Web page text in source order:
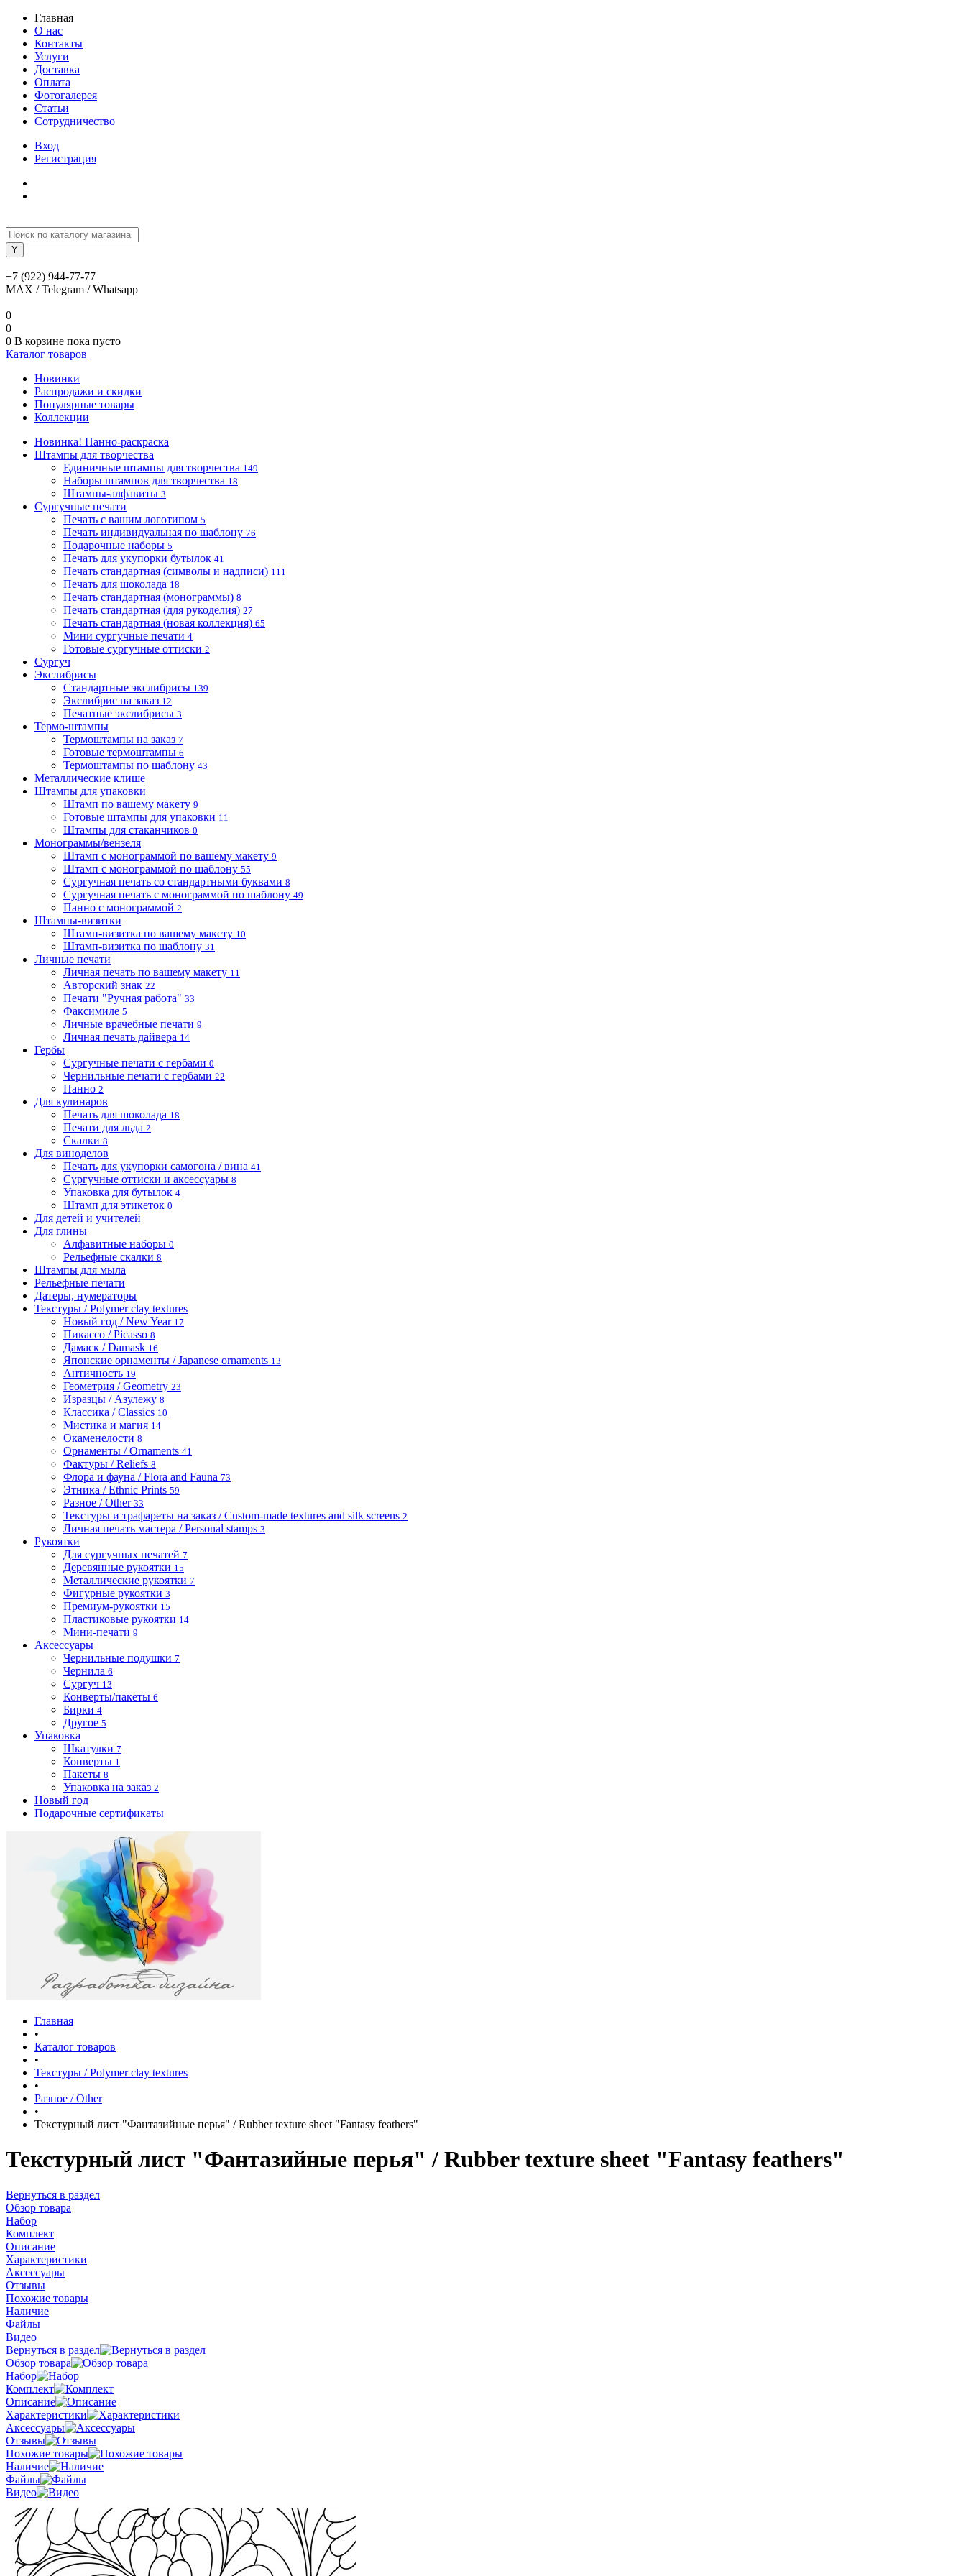
Главная
О нас
Контакты
Услуги
Доставка
Оплата
Фотогалерея
Статьи
Сотрудничество
Вход
Регистрация
+7 (922) 944-77-77
MAX / Telegram / Whatsapp
0
0
0 В корзине пока пусто
Каталог товаров
Новинки
Распродажи и скидки
Популярные товары
Коллекции
Новинка! Панно-раскраска
Штампы для творчества
Единичные штампы для творчества 149
Наборы штампов для творчества 18
Штампы-алфавиты 3
Сургучные печати
Печать с вашим логотипом 5
Печать индивидуальная по шаблону 76
Подарочные наборы 5
Печать для укупорки бутылок 41
Печать стандартная (символы и надписи) 111
Печать для шоколада 18
Печать стандартная (монограммы) 8
Печать стандартная (для рукоделия) 27
Печать стандартная (новая коллекция) 65
Мини сургучные печати 4
Готовые сургучные оттиски 2
Сургуч
Экслибрисы
Стандартные экслибрисы 139
Экслибрис на заказ 12
Печатные экслибрисы 3
Термо-штампы
Термоштампы на заказ 7
Готовые термоштампы 6
Термоштампы по шаблону 43
Металлические клише
Штампы для упаковки
Штамп по вашему макету 9
Готовые штампы для упаковки 11
Штампы для стаканчиков 0
Монограммы/вензеля
Штамп с монограммой по вашему макету 9
Штамп с монограммой по шаблону 55
Сургучная печать со стандартными буквами 8
Сургучная печать с монограммой по шаблону 49
Панно с монограммой 2
Штампы-визитки
Штамп-визитка по вашему макету 10
Штамп-визитка по шаблону 31
Личные печати
Личная печать по вашему макету 11
Авторский знак 22
Печати "Ручная работа" 33
Факсимиле 5
Личные врачебные печати 9
Личная печать дайвера 14
Гербы
Сургучные печати с гербами 0
Чернильные печати с гербами 22
Панно 2
Для кулинаров
Печать для шоколада 18
Печати для льда 2
Скалки 8
Для виноделов
Печать для укупорки самогона / вина 41
Сургучные оттиски и аксессуары 8
Упаковка для бутылок 4
Штамп для этикеток 0
Для детей и учителей
Для глины
Алфавитные наборы 0
Рельефные скалки 8
Штампы для мыла
Рельефные печати
Датеры, нумераторы
Текстуры / Polymer clay textures
Новый год / New Year 17
Пикассо / Picasso 8
Дамаск / Damask 16
Японские орнаменты / Japanese ornaments 13
Античность 19
Геометрия / Geometry 23
Изразцы / Азулежу 8
Классика / Classics 10
Мистика и магия 14
Окаменелости 8
Орнаменты / Ornaments 41
Фактуры / Reliefs 8
Флора и фауна / Flora and Fauna 73
Этника / Ethnic Prints 59
Разное / Other 33
Текстуры и трафареты на заказ / Custom-made textures and silk screens 2
Личная печать мастера / Personal stamps 3
Рукоятки
Для сургучных печатей 7
Деревянные рукоятки 15
Металлические рукоятки 7
Фигурные рукоятки 3
Премиум-рукоятки 15
Пластиковые рукоятки 14
Мини-печати 9
Аксессуары
Чернильные подушки 7
Чернила 6
Сургуч 13
Конверты/пакеты 6
Бирки 4
Другое 5
Упаковка
Шкатулки 7
Конверты 1
Пакеты 8
Упаковка на заказ 2
Новый год
Подарочные сертификаты
Главная
•
Каталог товаров
•
Текстуры / Polymer clay textures
•
Разное / Other
•
Текстурный лист "Фантазийные перья" / Rubber texture sheet "Fantasy feathers"
Текстурный лист "Фантазийные перья" / Rubber texture sheet "Fantasy feathers"
Вернуться в раздел
Обзор товара
Набор
Комплект
Описание
Характеристики
Аксессуары
Отзывы
Похожие товары
Наличие
Файлы
Видео
Вернуться в раздел
Обзор товара
Набор
Комплект
Описание
Характеристики
Аксессуары
Отзывы
Похожие товары
Наличие
Файлы
Видео